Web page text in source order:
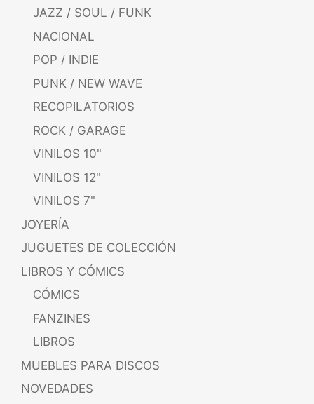
JAZZ / SOUL / FUNK
NACIONAL
POP / INDIE
PUNK / NEW WAVE
RECOPILATORIOS
ROCK / GARAGE
VINILOS 10"
VINILOS 12"
VINILOS 7"
JOYERÍA
JUGUETES DE COLECCIÓN
LIBROS Y CÓMICS
CÓMICS
FANZINES
LIBROS
MUEBLES PARA DISCOS
NOVEDADES